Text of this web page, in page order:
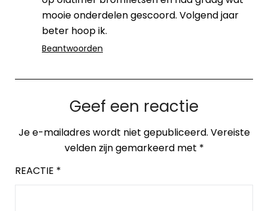
mooie onderdelen gescoord. Volgend jaar
beter hoop ik.
Beantwoorden
Geef een reactie
Je e-mailadres wordt niet gepubliceerd. Vereiste
velden zijn gemarkeerd met *
REACTIE *